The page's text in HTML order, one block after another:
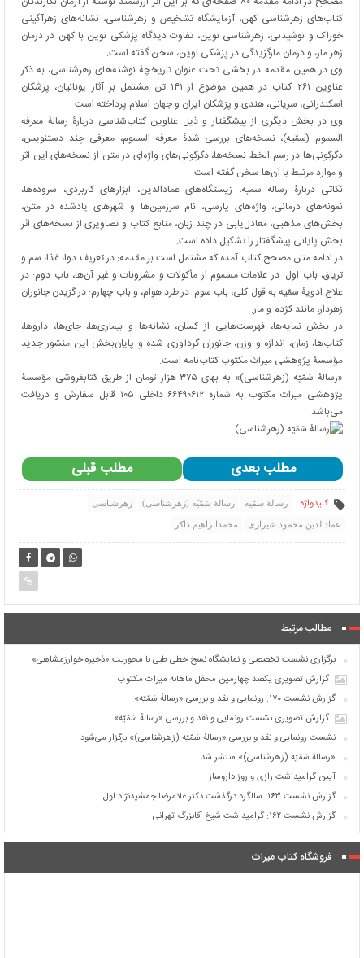
کتاب‌های زهرشناسی کهن، آزمایشگاه تشخیص و زهرشناسی، نشانه‌های زهرآگینی
خوراک و نوشیدنی، زهرشناسی نوین، تفاوت دیدگاه پزشکی نوین با کهن در درمان
زهر مار، و درمان مارگزیدگی در پزشکی نوین، سخن گفته است.
وی در همین مقدمه در بخشی تحت عنوان تاریخچۀ نوشته‌های زهرشناسی، به ذکر
عناوین ۲۶۱ کتاب در همین موضوع از ۱۴۱ تن مشتمل بر آثار یونانیان، پزشکان
اسکندرانی، سریانی، هندی و پزشکان ایران و جهان اسلام پرداخته است.
وی در بخش دیگری از پیشگفتار و ذیل عناوین کتاب‌شناسی دربارۀ رسالۀ معرفه
السموم (سمّیه)، نسخه‌های بررسی شدۀ معرفه السموم، معرفی چند دستنویس،
دگرگونی‌ها در رسم الخط نسخه‌ها، دگرگونی‌های واژه‌ای در متن از نسخه‌های این اثر
و موارد مرتبط با آن‌ها سخن گفته است.
نکاتی دربارۀ رساله سمیه، زیستگاه‌های عمادالدین، ابزارهای کاربردی، سروده‌ها،
نمونه‌های درمانی، واژه‌های پارسی، نام سرزمین‌ها و شهرهای یادشده در متن،
بخش‌های مذهبی، معادل‌یابی در چند زبان، منابع کتاب و تصاویری از نسخه‌های اثر
بخش پایانی پیشگفتار را تشکیل داده است.
در ادامه متن مصحح کتاب آمده که مشتمل است بر مقدمه: در تعریف دوا، غذا، سم و
تریاق، باب اول: در علامات مسموم از مأکولات و مشروبات و غیر آن‌ها، باب دوم: در
علاج ادویۀ سمّیه به قول کلی، باب سوم: در طرد هوام، و باب چهارم: در گزیدن جانوران
زهردار، مانند کژدم و مار.
در بخش نمایه‌ها، فهرست‌هایی از کسان، نشانه‌ها و بیماری‌ها، جای‌ها، داروها،
کتاب‌ها، زمان، اندازه و وزن، جانوران گردآوری شده و پایان‌بخش این منشور جدید
مؤسسۀ پژوهشی میراث مکتوب کتاب‌نامه است.
«رسالۀ سَمّیّه (زهرشناسی)» به بهای ۳۷۵ هزار تومان از طریق کتابفروشی مؤسسۀ
پژوهشی میراث مکتوب به شماره ۶۶۴۹۰۶۱۲ داخلی ۱۰۵ قابل سفارش و دریافت
می‌باشد.
مطلب قبلی مطلب بعدی
کلیدواژه : رسالۀ سمّیه رسالۀ سَمّیّه (زهرشناسی) زهرشناسی
عمادالدین محمود شیرازی محمدابراهیم ذاکر
مطالب مرتبط
برگزاری نشست تخصصی و نمایشگاه نسخ خطی طبی با محوریت «ذخیره خوارزمشاهی»
گزارش تصویری یکصد چهارمین محفل ماهانه میراث مکتوب
گزارش نشست ۱۷۰: رونمایی و نقد و بررسی «رسالهٔ سَمّیّه»
گزارش تصویری نشست رونمایی و نقد و بررسی «رسالهٔ سَمّیّه»
نشست رونمایی و نقد و بررسی «رسالهٔ سَمّیّه (زهرشناسی)» برگزار می‌شود
«رسالۀ سَمّیّه (زهرشناسی)» منتشر شد
آیین گرامیداشت رازی و روز داروساز
گزارش نشست ۱۶۳: سالگرد درگذشت دکتر غلامرضا جمشیدنژاد اول
گزارش نشست ۱۶۲: گرامیداشت شیخ آقابزرگ تهرانی
فروشگاه کتاب میراث